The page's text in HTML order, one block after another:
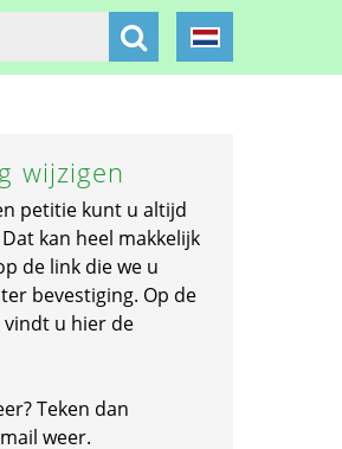
wijzigen
petitie kunt u altijd
kan heel makkelijk
de link die we u
bevestiging. Op de
u hier de
Teken dan
weer.